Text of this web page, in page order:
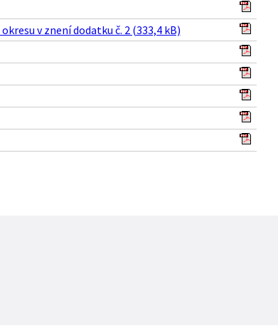
v znení dodatku č. 2 (333,4 kB)